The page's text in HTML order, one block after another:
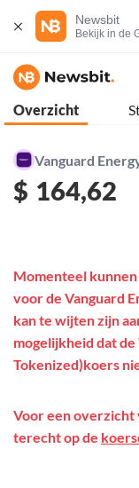
Newsbit
Bekijk in de
Overzicht
Vanguard
$ 164,62
Momenteel
voor de Vanguard
kan te wijten zijn
mogelijkheid dat de
Tokenized)koers
Voor een overzicht
terecht op de